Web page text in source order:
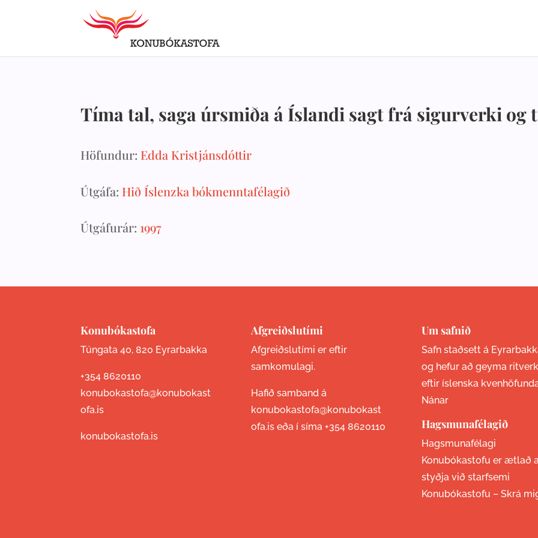
Tíma tal, saga úrsmiða á Íslandi sagt frá sigurverki og
Höfundur: Edda Kristjánsdóttir
Útgáfa: Hið Íslenzka bókmenntafélagið
Útgáfurár: 1997
Konubókastofa
Túngata 40, 820 Eyrarbakka
+354 8620110
konubokastofa@konubokast
ofa.is
konubokastofa.is
Afgreiðslutími
Afgreiðslutími er eftir
samkomulagi.
Hafið samband á
konubokastofa@konubokast
ofa.is eða í síma +354 8620110
Um safnið
Safn staðsett á
og hefur að geyma ritverk
eftir íslenska
Nánar
Hagsmunafélagið
Hagsmunafélagi
Konubókastofu er ætlað
styðja við starfsemi
Konubókastofu – Skrá